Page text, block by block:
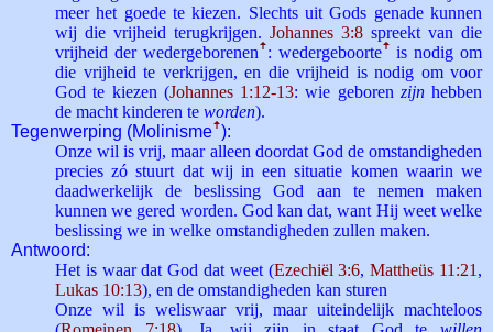
meer het goede te kiezen. Slechts uit Gods genade kunnen
wij die vrijheid terugkrijgen. Johannes 3:8 spreekt van die
vrijheid der wedergeborenen ꜛ : wedergeboorteꜛ is nodig om
die vrijheid te verkrijgen, en die vrijheid is nodig om voor
God te kiezen (Johannes 1:12-13: wie geboren zijnhebben
de macht kinderen te worden).
Tegenwerping (Molinismeꜛ):
Onze wil is vrij, maar alleen doordat God de omstandigheden
precies zó stuurt dat wij in een situatie komen waarin we
daadwerkelijk de beslissing God aan te nemen maken
kunnen we gered worden. God kan dat, want Hij weet welke
beslissing we in welke omstandigheden zullen maken.
Antwoord:
Het is waar dat God dat weet (Ezechiël 3:6,Mattheüs 11:21 ,
Lukas 10:13), en de omstandigheden kan sturen
Onze wil is weliswaar vrij, maar uiteindelijk machteloos